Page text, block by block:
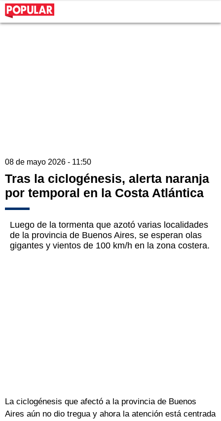
08 de mayo 2026 - 11:50
Tras la ciclogénesis, alerta naranja
por temporal en la Costa Atlántica
Luego de la tormenta que azotó varias localidades
de la provincia de Buenos Aires, se esperan olas
gigantes y vientos de 100 km/h en la zona costera.
La ciclogénesis que afectó a la provincia de Buenos
Aires aún no dio tregua y ahora la atención está centrada